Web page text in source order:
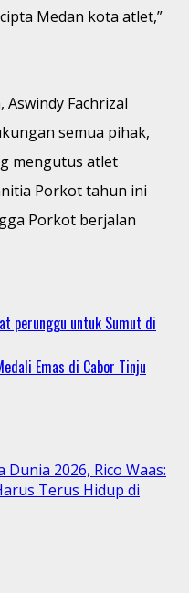
Medan kota atlet,”
Aswindy Fachrizal
semua pihak,
mengutus atlet
Porkot tahun ini
Porkot berjalan
perunggu untuk Sumut di
Emas di Cabor Tinju
2026, Rico Waas:
Terus Hidup di